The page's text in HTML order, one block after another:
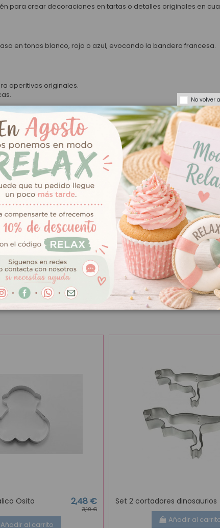
para crear decoraciones en tartas o detalles originales en
en tonos blanco, rojo o azul, evocando la bandera francesa.
aperitivos originales.
o cualquier ocasión donde quieras añadir un aire
la forma.
adhiera.
sofisticado.
resaltar su forma.
mesa dulce inolvidable.
Osito 2,48 €
3,10 €
Añadir al carrito
Set 2 cortadores dinosaurios
Añadir al
No volver